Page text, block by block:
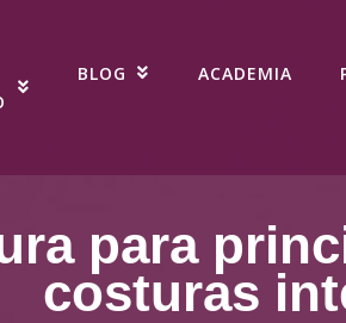
BLOG ACADEMIA
para
costuras